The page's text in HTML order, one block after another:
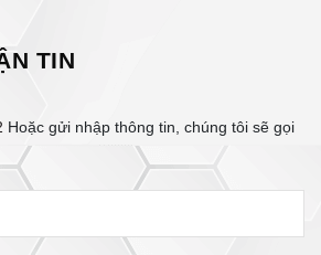
TIN
Hoặc gửi nhập thông tin, chúng tôi sẽ gọi